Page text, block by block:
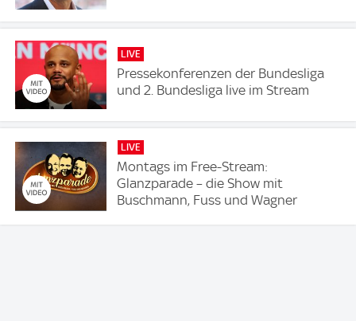
LIVE
Pressekonferenzen der Bundesliga
und 2. Bundesliga live im Stream
LIVE
Montags im Free-Stream:
Glanzparade – die Show mit
Buschmann, Fuss und Wagner